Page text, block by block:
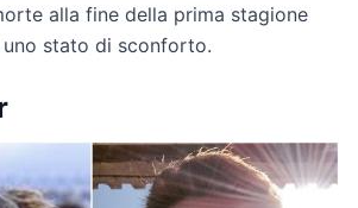
alla fine della prima stagione
uno stato di sconforto.